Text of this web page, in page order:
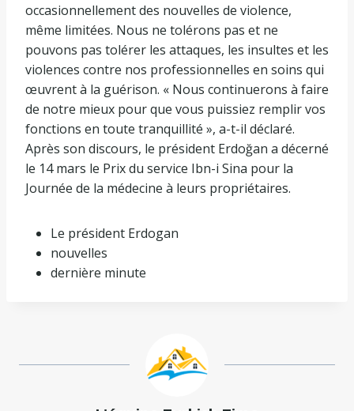
occasionnellement des nouvelles de violence,
même limitées. Nous ne tolérons pas et ne
pouvons pas tolérer les attaques, les insultes et les
violences contre nos professionnelles en soins qui
œuvrent à la guérison. « Nous continuerons à faire
de notre mieux pour que vous puissiez remplir vos
fonctions en toute tranquillité », a-t-il déclaré.
Après son discours, le président Erdoğan a décerné
le 14 mars le Prix du service Ibn-i Sina pour la
Journée de la médecine à leurs propriétaires.
Le président Erdogan
nouvelles
dernière minute